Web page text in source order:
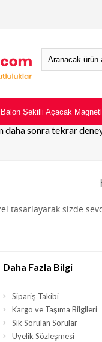
Balon Şekilli Açacak
daha sonra tekrar
tasarlayarak sizde
Daha Fazla Bilgi
Sipariş Takibi
Kargo ve Taşıma Bilgileri
Sık Sorulan Sorular
Üyelik Sözleşmesi